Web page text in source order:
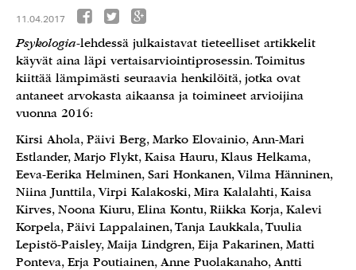
11.04.2017
Psykologia-lehdessä julkaistavat tieteelliset artikkelit
käyvät aina läpi vertaisarviointiprosessin. Toimitus
kiittää lämpimästi seuraavia henkilöitä, jotka ovat
antaneet arvokasta aikaansa ja toimineet arvioijina
vuonna 2016:
Kirsi Ahola, Päivi Berg, Marko Elovainio, Ann-Mari
Estlander, Marjo Flykt, Kaisa Hauru, Klaus Helkama,
Eeva-Eerika Helminen, Sari Honkanen, Vilma Hänninen,
Niina Junttila, Virpi Kalakoski, Mira Kalalahti, Kaisa
Kirves, Noona Kiuru, Elina Kontu, Riikka Korja, Kalevi
Korpela, Päivi Lappalainen, Tanja Laukkala, Tuulia
Lepistö-Paisley, Maija Lindgren, Eija Pakarinen, Matti
Ponteva, Erja Poutiainen, Anne Puolakanaho, Antti